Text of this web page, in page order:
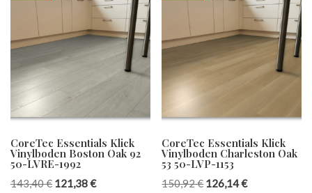
CoreTec Essentials Klick
Vinylboden Boston Oak 92
50-LVRE-1992
143,40€ 121,38€
CoreTec Essentials Klick
Vinylboden Charleston Oak
53 50-LVP-1153
150,92€ 126,14€